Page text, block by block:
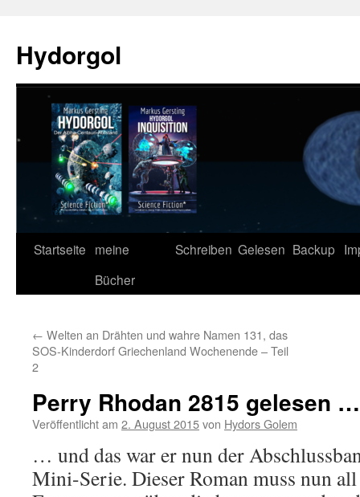
springen
Hydorgol
Startseite meine
Bücher
Schreiben Gelesen Backup
← Welten an Drähten und wahre Namen 131, das
SOS-Kinderdorf Griechenland Wochenende – Teil
2
Perry Rhodan 2815 gelesen …
Veröffentlicht am 2. August 2015von Hydors Golem
… und das war er nun der
Mini-Serie. Dieser Roman muss nun all